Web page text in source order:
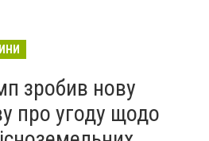
ракетну атаку Ірану та
зробив нову
про угоду щодо